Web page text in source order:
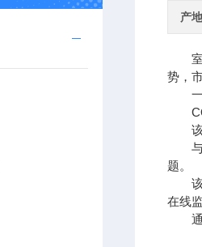
产
室外
势，
一
该设
与传
题。
该设
在线
通